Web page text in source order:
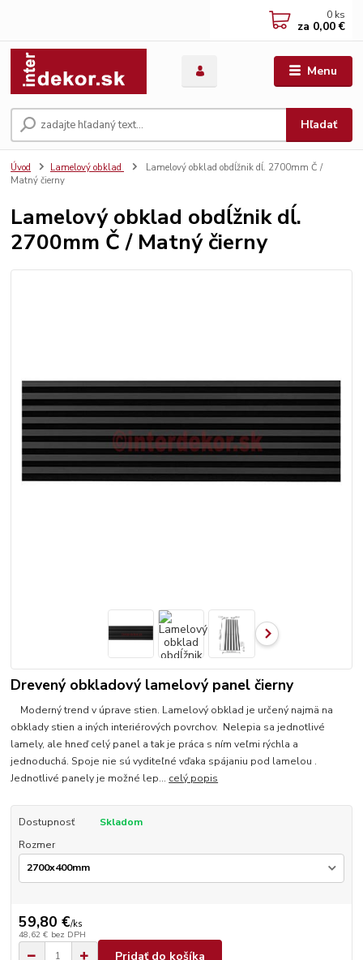
Menu
Hľadať
0 ks
za 0,00 €
Úvod Lamelový obklad
Lamelový obklad obdĺžnik dĺ. 2700mm Č /
Matný čierny
Lamelový obklad obdĺžnik dĺ.
2700mm Č / Matný čierny
Drevený obkladový lamelový panel čierny
Moderný trend v úprave stien. Lamelový obklad je určený najmä na
obklady stien a iných interiérových povrchov. Nelepia sa jednotlivé
lamely, ale hneď celý panel a tak je práca s ním veľmi rýchla a
jednoduchá. Spoje nie sú vyditeľné vďaka spájaniu pod lamelou .
Jednotlivé panely je možné lep... celý popis
Dostupnosť
Skladom
Rozmer
59,80 €/ks
48,62 € bez DPH
Pridať do košíka